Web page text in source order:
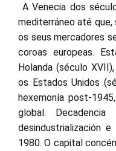
A Venecia dos
mediterráneo até que,
os seus mercadores
coroas europeas.
Holanda (século
os Estados Unidos
hexemonía post-
global.
desindustrialización
1980. O capital